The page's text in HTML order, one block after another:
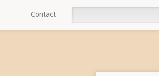
Contact